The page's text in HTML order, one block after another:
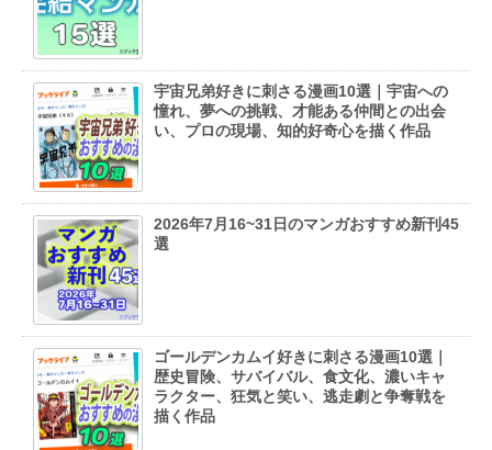
宇宙兄弟好きに刺さる漫画10選｜宇宙への
憧れ、夢への挑戦、才能ある仲間との出会
い、プロの現場、知的好奇心を描く作品
2026年7月16~31日のマンガおすすめ新刊45
選
ゴールデンカムイ好きに刺さる漫画10選｜
歴史冒険、サバイバル、食文化、濃いキャ
ラクター、狂気と笑い、逃走劇と争奪戦を
描く作品